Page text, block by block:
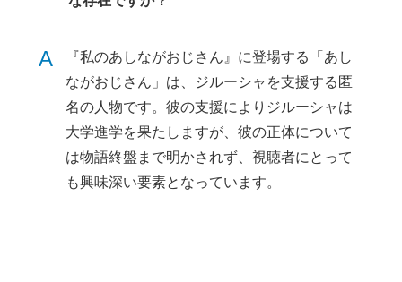
A
『私のあしながおじさん』に登場する「あし
ながおじさん」は、ジルーシャを支援する匿
名の人物です。彼の支援によりジルーシャは
大学進学を果たしますが、彼の正体について
は物語終盤まで明かされず、視聴者にとって
も興味深い要素となっています。